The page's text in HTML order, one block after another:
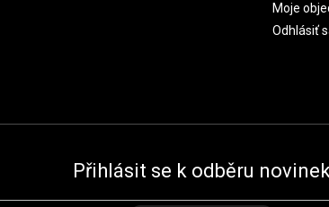
Moje
Odhlásiť
Přihlásit se k odběru novinek